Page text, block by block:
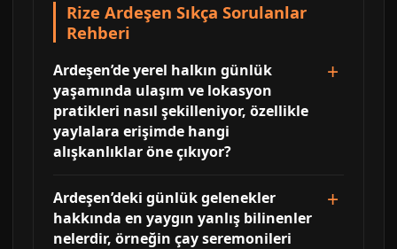
Rize Ardeşen Sıkça Sorulanlar
Rehberi
Ardeşen’de yerel halkın günlük
yaşamında ulaşım ve lokasyon
pratikleri nasıl şekilleniyor, özellikle
yaylalara erişimde hangi
alışkanlıklar öne çıkıyor?
Ardeşen’deki günlük gelenekler
hakkında en yaygın yanlış bilinenler
nelerdir, örneğin çay seremonileri